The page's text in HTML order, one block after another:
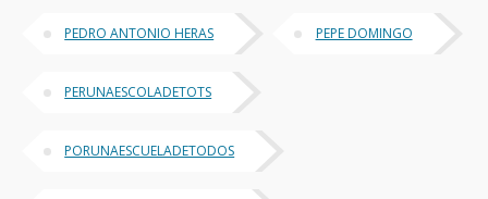
PEDRO ANTONIO HERAS PEPE DOMINGO
PERUNAESCOLADETOTS
PORUNAESCUELADETODOS